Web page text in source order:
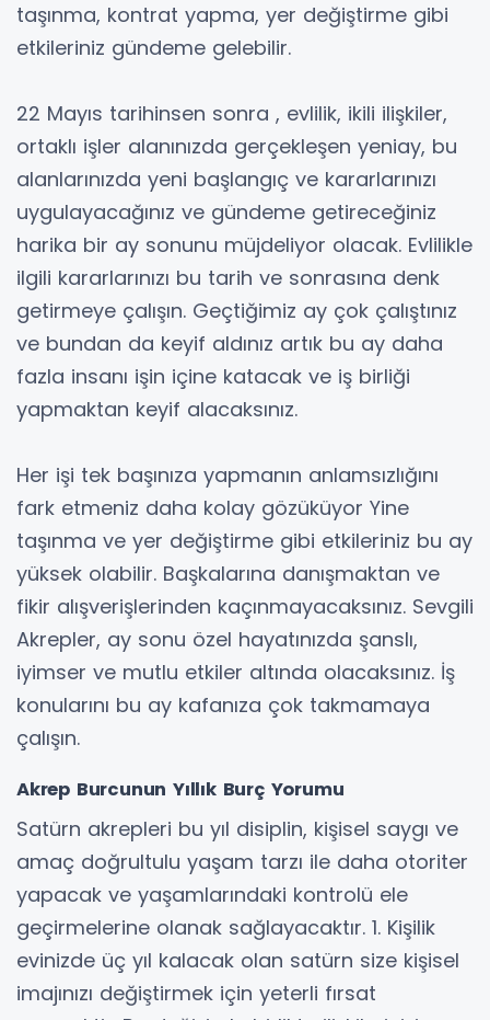
taşınma, kontrat yapma, yer değiştirme gibi
etkileriniz gündeme gelebilir.
22 Mayıs tarihinsen sonra , evlilik, ikili ilişkiler,
ortaklı işler alanınızda gerçekleşen yeniay, bu
alanlarınızda yeni başlangıç ve kararlarınızı
uygulayacağınız ve gündeme getireceğiniz
harika bir ay sonunu müjdeliyor olacak. Evlilikle
ilgili kararlarınızı bu tarih ve sonrasına denk
getirmeye çalışın. Geçtiğimiz ay çok çalıştınız
ve bundan da keyif aldınız artık bu ay daha
fazla insanı işin içine katacak ve iş birliği
yapmaktan keyif alacaksınız.
Her işi tek başınıza yapmanın anlamsızlığını
fark etmeniz daha kolay gözüküyor Yine
taşınma ve yer değiştirme gibi etkileriniz bu ay
yüksek olabilir. Başkalarına danışmaktan ve
fikir alışverişlerinden kaçınmayacaksınız. Sevgili
Akrepler, ay sonu özel hayatınızda şanslı,
iyimser ve mutlu etkiler altında olacaksınız. İş
konularını bu ay kafanıza çok takmamaya
çalışın.
Akrep Burcunun Yıllık Burç Yorumu
Satürn akrepleri bu yıl disiplin, kişisel saygı ve
amaç doğrultulu yaşam tarzı ile daha otoriter
yapacak ve yaşamlarındaki kontrolü ele
geçirmelerine olanak sağlayacaktır. 1. Kişilik
evinizde üç yıl kalacak olan satürn size kişisel
imajınızı değiştirmek için yeterli fırsat